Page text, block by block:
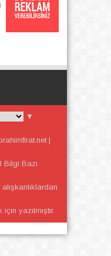
▼
|
Bilgi Bazı
yazılmıştır.